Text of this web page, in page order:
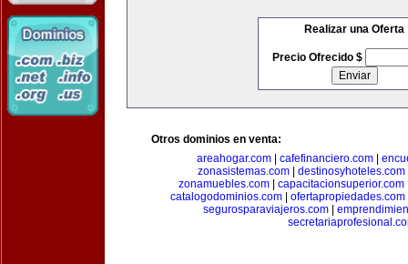
Realizar una Oferta
Precio Ofrecido $
Otros dominios en venta:
areahogar.com| cafefinanciero.com|
zonasistemas.com| destinosyhoteles.com
zonamuebles.com| capacitacionsuperior.com
catalogodominios.com| ofertapropiedades.com
segurosparaviajeros.com